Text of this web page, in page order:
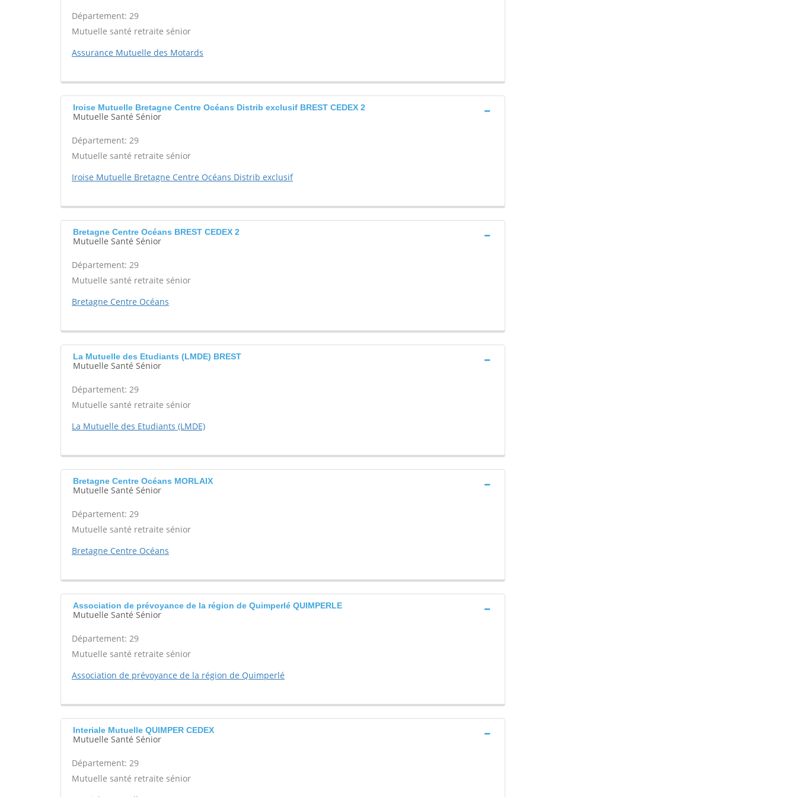
Département: 29
Mutuelle santé retraite sénior
Assurance Mutuelle des Motards
Iroise Mutuelle Bretagne Centre Océans Distrib exclusif BREST CEDEX 2
Mutuelle Santé Sénior
Département: 29
Mutuelle santé retraite sénior
Iroise Mutuelle Bretagne Centre Océans Distrib exclusif
Bretagne Centre Océans BREST CEDEX 2
Mutuelle Santé Sénior
Département: 29
Mutuelle santé retraite sénior
Bretagne Centre Océans
La Mutuelle des Etudiants (LMDE) BREST
Mutuelle Santé Sénior
Département: 29
Mutuelle santé retraite sénior
La Mutuelle des Etudiants (LMDE)
Bretagne Centre Océans MORLAIX
Mutuelle Santé Sénior
Département: 29
Mutuelle santé retraite sénior
Bretagne Centre Océans
Association de prévoyance de la région de Quimperlé QUIMPERLE
Mutuelle Santé Sénior
Département: 29
Mutuelle santé retraite sénior
Association de prévoyance de la région de Quimperlé
Interiale Mutuelle QUIMPER CEDEX
Mutuelle Santé Sénior
Département: 29
Mutuelle santé retraite sénior